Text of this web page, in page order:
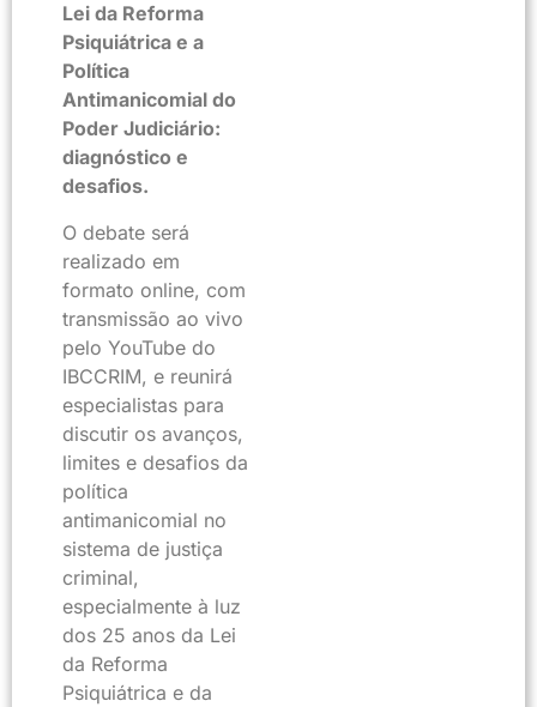
Lei da Reforma
Psiquiátrica e a
Política
Antimanicomial do
Poder Judiciário:
diagnóstico e
desafios.
O debate será
realizado em
formato online, com
transmissão ao vivo
pelo YouTube do
IBCCRIM, e reunirá
especialistas para
discutir os avanços,
limites e desafios da
política
antimanicomial no
sistema de justiça
criminal,
especialmente à luz
dos 25 anos da Lei
da Reforma
Psiquiátrica e da